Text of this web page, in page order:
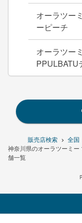
販売店検索
全国
神奈川県のオーラツーミ
舗一覧
オーラツー
ーピーチ
オーラツー
PPULBATU